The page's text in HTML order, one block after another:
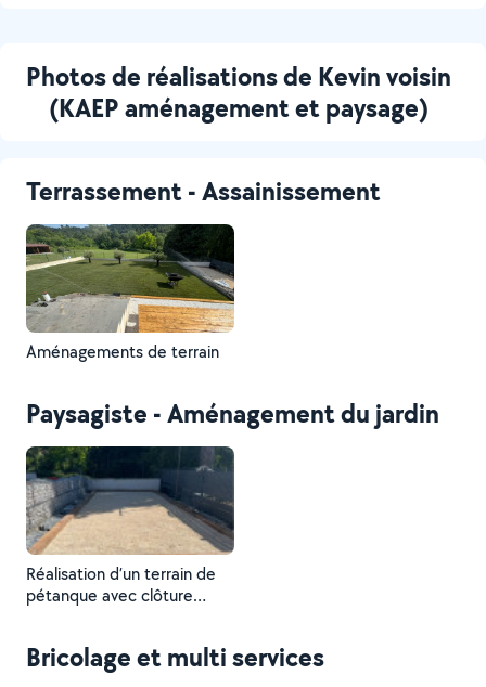
Photos de réalisations de Kevin voisin
(KAEP aménagement et paysage)
Terrassement - Assainissement
Aménagements de terrain
Paysagiste - Aménagement du jardin
Réalisation d’un terrain de
pétanque avec clôture
Bricolage et multi services